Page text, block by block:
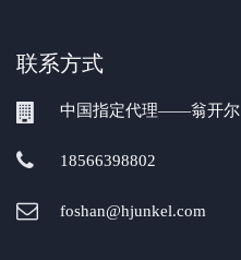
联系方式
中国指定代理——翁开尔
18566398802
foshan@hjunkel.com